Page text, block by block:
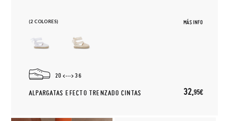
(2 COLORES) MÁS INFO
20 36
ALPARGATAS EFECTO TRENZADO CINTAS 32,95€